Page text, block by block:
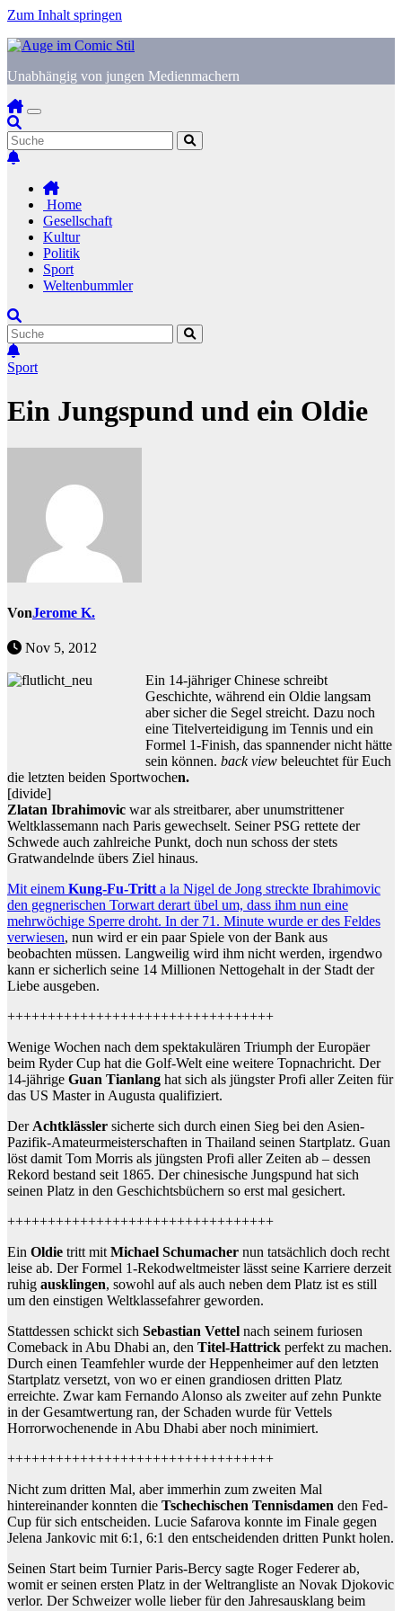
Zum Inhalt springen
Unabhängig von jungen Medienmachern
Home
Gesellschaft
Kultur
Politik
Sport
Weltenbummler
Sport
Ein Jungspund und ein Oldie
VonJerome K.
Nov 5, 2012
Ein 14-jähriger Chinese schreibt
Geschichte, während ein Oldie langsam
aber sicher die Segel streicht. Dazu noch
eine Titelverteidigung im Tennis und ein
Formel 1-Finish, das spannender nicht hätte
sein können. back view beleuchtet für Euch
die letzten beiden Sportwochen.
[divide]
Zlatan Ibrahimovic war als streitbarer, aber unumstrittener
Weltklassemann nach Paris gewechselt. Seiner PSG rettete der
Schwede auch zahlreiche Punkt, doch nun schoss der stets
Gratwandelnde übers Ziel hinaus.
Mit einem Kung-Fu-Tritta la Nigel de Jong streckte Ibrahimovic
den gegnerischen Torwart derart übel um, dass ihm nun eine
mehrwöchige Sperre droht. In der 71. Minute wurde er des Feldes
verwiesen, nun wird er ein paar Spiele von der Bank aus
beobachten müssen. Langweilig wird ihm nicht werden, irgendwo
kann er sicherlich seine 14 Millionen Nettogehalt in der Stadt der
Liebe ausgeben.
+++++++++++++++++++++++++++++++++
Wenige Wochen nach dem spektakulären Triumph der Europäer
beim Ryder Cup hat die Golf-Welt eine weitere Topnachricht. Der
14-jährige Guan Tianlang hat sich als jüngster Profi aller Zeiten für
das US Master in Augusta qualifiziert.
DerAchtklässler sicherte sich durch einen Sieg bei den Asien-
Pazifik-Amateurmeisterschaften in Thailand seinen Startplatz. Guan
löst damit Tom Morris als jüngsten Profi aller Zeiten ab – dessen
Rekord bestand seit 1865. Der chinesische Jungspund hat sich
seinen Platz in den Geschichtsbüchern so erst mal gesichert.
+++++++++++++++++++++++++++++++++
Ein Oldie tritt mitMichael Schumacher nun tatsächlich doch recht
leise ab. Der Formel 1-Rekodweltmeister lässt seine Karriere derzeit
ruhig ausklingen, sowohl auf als auch neben dem Platz ist es still
um den einstigen Weltklassefahrer geworden.
Stattdessen schickt sich Sebastian Vettel nach seinem furiosen
Comeback in Abu Dhabi an, den Titel-Hattrick perfekt zu machen.
Durch einen Teamfehler wurde der Heppenheimer auf den letzten
Startplatz versetzt, von wo er einen grandiosen dritten Platz
erreichte. Zwar kam Fernando Alonso als zweiter auf zehn Punkte
in der Gesamtwertung ran, der Schaden wurde für Vettels
Horrorwochenende in Abu Dhabi aber noch minimiert.
+++++++++++++++++++++++++++++++++
Nicht zum dritten Mal, aber immerhin zum zweiten Mal
hintereinander konnten die Tschechischen Tennisdamen den Fed-
Cup für sich entscheiden. Lucie Safarova konnte im Finale gegen
Jelena Jankovic mit 6:1, 6:1 den entscheidenden dritten Punkt holen.
Seinen Start beim Turnier Paris-Bercy sagte Roger Federer ab,
womit er seinen ersten Platz in der Weltrangliste an Novak Djokovic
verlor. Der Schweizer wolle lieber für den Jahresausklang beim